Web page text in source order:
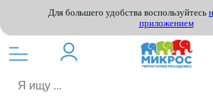
Для большего удобства воспользуйтесь
приложением